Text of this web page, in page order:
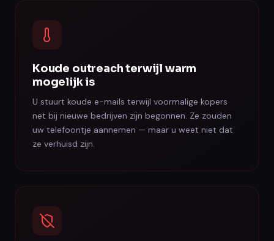
Koude outreach terwijl warm
mogelijk is
U stuurt koude e-mails terwijl voormalige kopers
net bij nieuwe bedrijven zijn begonnen. Ze zouden
uw telefoontje aannemen — maar u weet niet dat
ze verhuisd zijn.